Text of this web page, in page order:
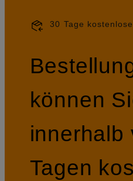
30 Tage
können
innerhalb
Tagen